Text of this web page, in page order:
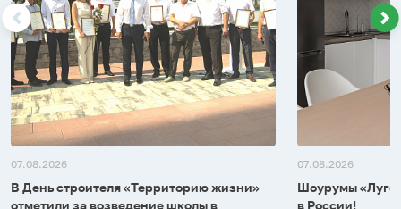
07.08.2026
В День строителя «Территорию жизни»
отметили за возведение школы в
07.08.2026
Шоурумы
в России!